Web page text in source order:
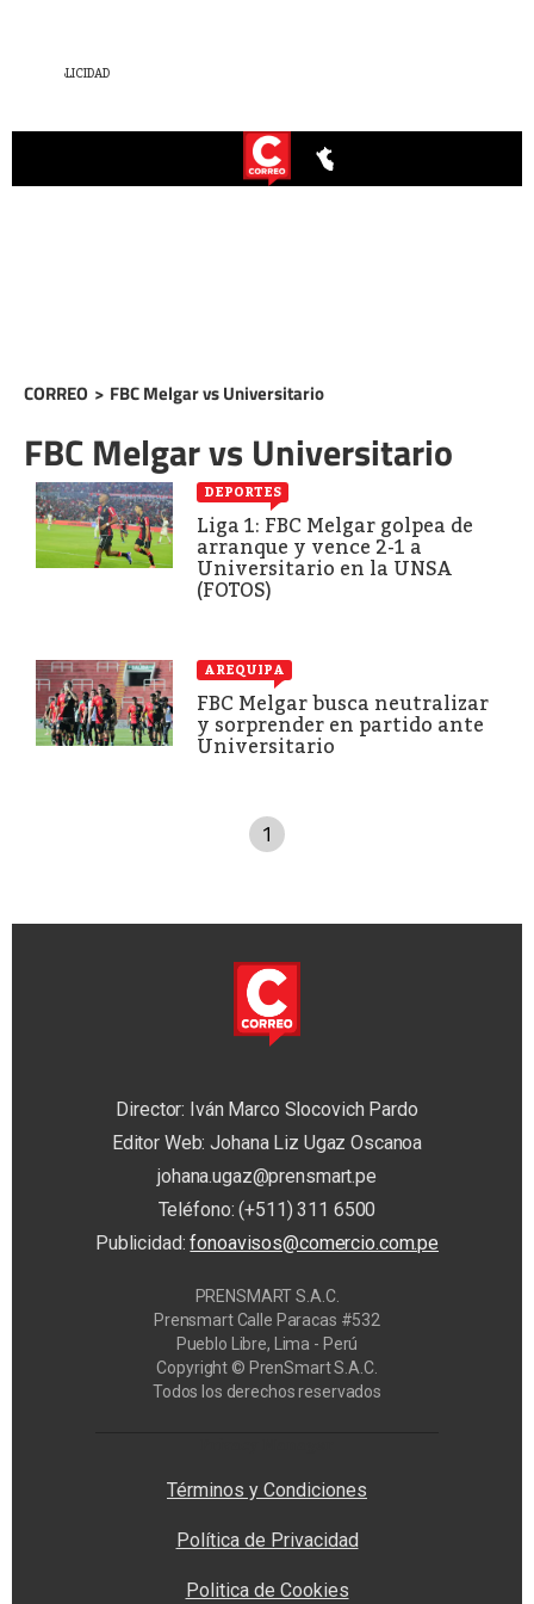
CORREO > FBC Melgar vs Universitario
FBC Melgar vs Universitario
DEPORTES
Liga 1: FBC Melgar golpea de
arranque y vence 2-1 a
Universitario en la UNSA
(FOTOS)
AREQUIPA
FBC Melgar busca neutralizar
y sorprender en partido ante
Universitario
1
Director: Iván Marco Slocovich Pardo
Editor Web: Johana Liz Ugaz Oscanoa
johana.ugaz@prensmart.pe
Teléfono: (+511) 311 6500
Publicidad:fonoavisos@comercio.com.pe
PRENSMART S.A.C.
Prensmart Calle Paracas #532
Pueblo Libre, Lima - Perú
Copyright © PrenSmart S.A.C.
Todos los derechos reservados
Términos y Condiciones
Política de Privacidad
Politica de Cookies